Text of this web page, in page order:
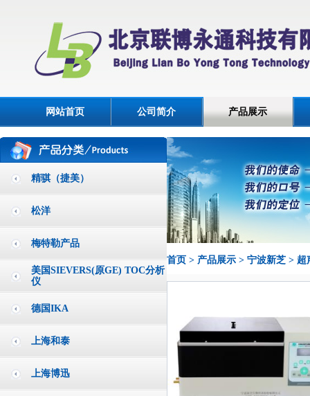
网站首页 公司简介 产品展示
精骐（捷美）
松洋
梅特勒产品
美国SIEVERS(原GE) TOC分析
仪
德国IKA
上海和泰
上海博迅
首页 > 产品展示 > 宁波新芝 > 超